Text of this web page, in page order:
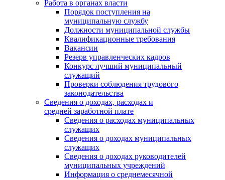
Работа в органах власти
Порядок поступления на
муниципальную службу
Должности муниципальной службы
Квалификационные требования
Вакансии
Резерв управленческих кадров
Конкурс лучший муниципальный
служащий
Проверки соблюдения трудового
законодательства
Сведения о доходах, расходах и
средней заработной плате
Сведения о расходах муниципальных
служащих
Сведения о доходах муниципальных
служащих
Сведения о доходах руководителей
муниципальных учреждений
Информация о среднемесячной